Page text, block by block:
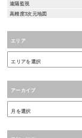
遠隔監視
高精度3次元地図
エリア
アーカイブ